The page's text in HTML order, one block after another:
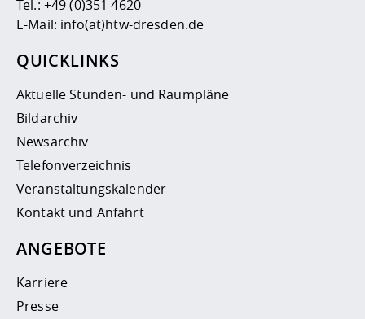
Tel.: +49 (0)351 4620
E-Mail: info(at)htw-dresden.de
QUICKLINKS
Aktuelle Stunden- und Raumpläne
Bildarchiv
Newsarchiv
Telefonverzeichnis
Veranstaltungskalender
Kontakt und Anfahrt
ANGEBOTE
Karriere
Presse